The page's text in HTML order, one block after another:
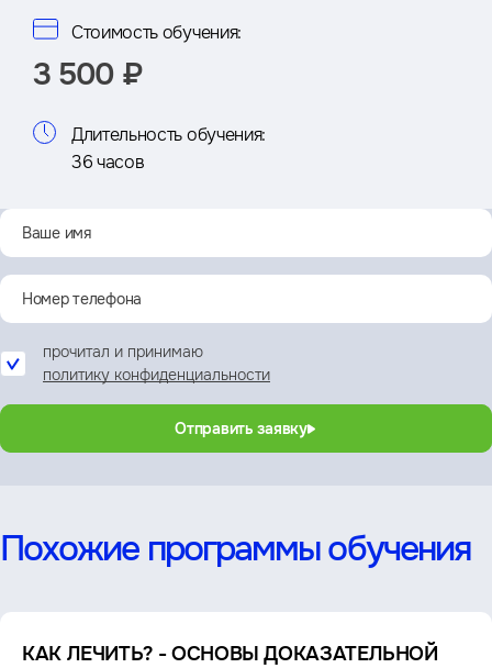
Стоимость обучения:
3 500 ₽
Длительность обучения:
36 часов
прочитал и принимаю
политику конфиденциальности
Отправить заявку
Похожие программы обучения
КАК ЛЕЧИТЬ? - ОСНОВЫ ДОКАЗАТЕЛЬНОЙ